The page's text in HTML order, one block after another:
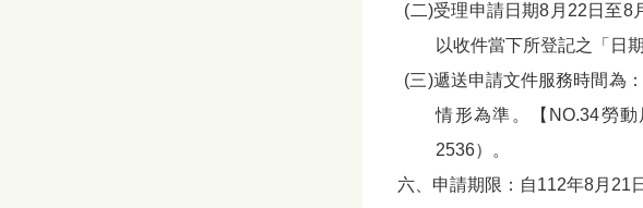
(二)受理申請日期8月22日至8
以收件當下所登記之「日
(三)遞送申請文件服務時間為
情形為準。【NO.34勞
2536）。
六、申請期限：自112年8月21